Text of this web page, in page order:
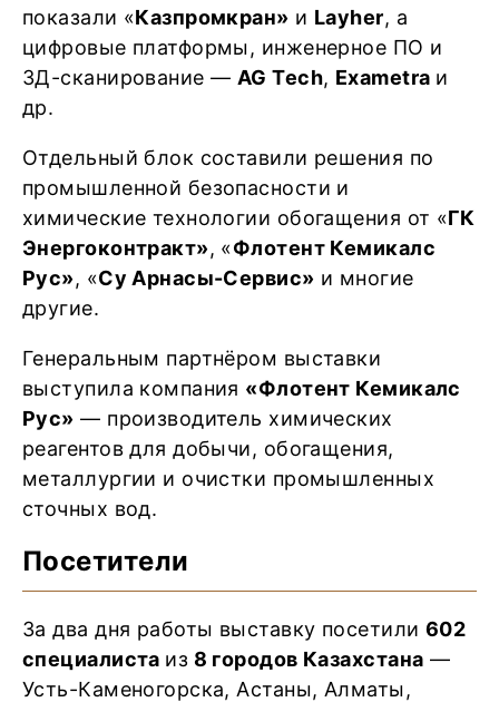
показали «Казпромкран» и Layher, а
цифровые платформы, инженерное ПО и
3Д-сканирование — AG Tech, Exametra и
др.
Отдельный блок составили решения по
промышленной безопасности и
химические технологии обогащения от «ГК
Энергоконтракт», «Флотент Кемикалс
Рус», «Су Арнасы-Сервис» и многие
другие.
Генеральным партнёром выставки
выступила компания «Флотент Кемикалс
Рус» — производитель химических
реагентов для добычи, обогащения,
металлургии и очистки промышленных
сточных вод.
Посетители
За два дня работы выставку посетили 602
специалиста из 8 городов Казахстана —
Усть-Каменогорска, Астаны, Алматы,